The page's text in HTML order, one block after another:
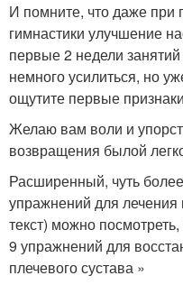
И помните, что даже
гимнастики улучшение
первые 2 недели
немного усилиться, но
ощутите первые
Желаю вам воли и
возвращения былой
Расширенный, чуть
упражнений для лечения
текст) можно
9 упражнений для
плечевого сустава »